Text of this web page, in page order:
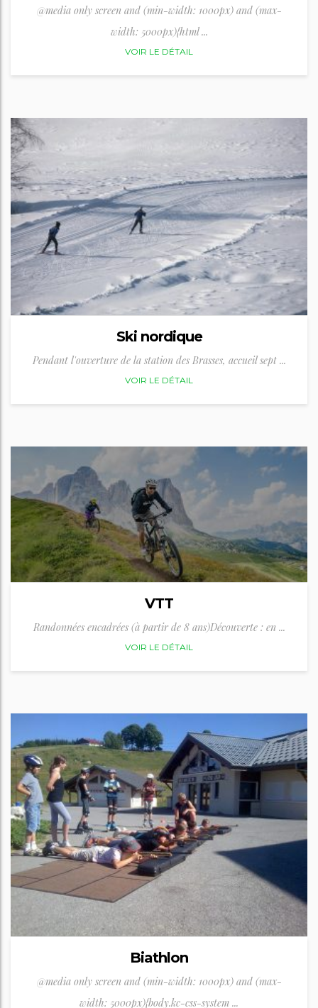
@media only screen and (min-width: 1000px) and (max-
width: 5000px){html ...
VOIR LE DÉTAIL
Ski nordique
Pendant l'ouverture de la station des Brasses, accueil sept ...
VOIR LE DÉTAIL
VTT
Randonnées encadrées (à partir de 8 ans)Découverte : en ...
VOIR LE DÉTAIL
Biathlon
@media only screen and (min-width: 1000px) and (max-
width: 5000px){body.kc-css-system ...